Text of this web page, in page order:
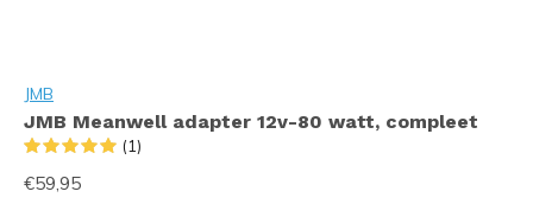
JMB
JMB Meanwell adapter 12v-80 watt, compleet
(1)
€59,95